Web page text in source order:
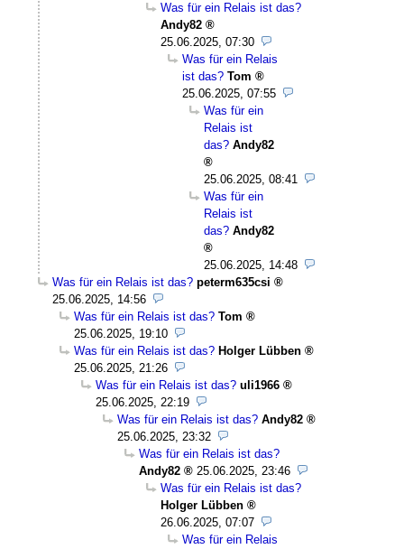
Was für ein Relais ist das?
Andy82
25.06.2025, 07:30
Was für ein Relais
ist das? Tom
25.06.2025, 07:55
Was für ein
Relais ist
das? Andy82
25.06.2025, 08:41
Was für ein
Relais ist
das? Andy82
25.06.2025, 14:48
Was für ein Relais ist das? peterm635csi
25.06.2025, 14:56
Was für ein Relais ist das? Tom
25.06.2025, 19:10
Was für ein Relais ist das? Holger Lübben
25.06.2025, 21:26
Was für ein Relais ist das? uli1966
25.06.2025, 22:19
Was für ein Relais ist das? Andy82
25.06.2025, 23:32
Was für ein Relais ist das?
Andy82
25.06.2025, 23:46
Was für ein Relais ist das?
Holger Lübben
26.06.2025, 07:07
Was für ein Relais